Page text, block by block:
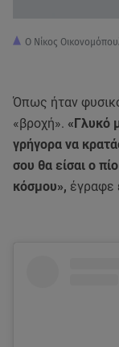
Ο Νίκος
Όπως ήταν
«βροχή». «Γλυκό
γρήγορα να
σου θα είσαι ο
κόσμου», έγραφε